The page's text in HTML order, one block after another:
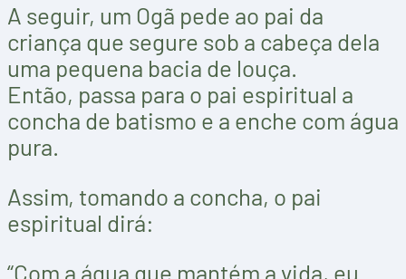
A seguir, um Ogã pede ao pai da
criança que segure sob a cabeça dela
uma pequena bacia de louça.
Então, passa para o pai espiritual a
concha de batismo e a enche com água
pura.
Assim, tomando a concha, o pai
espiritual dirá:
“Com a água que mantém a vida, eu